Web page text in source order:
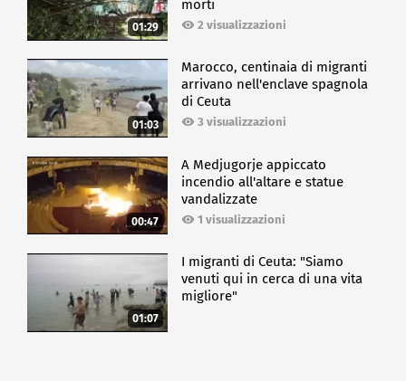
01:29
morti
2 visualizzazioni
01:03
Marocco, centinaia di migranti
arrivano nell'enclave spagnola
di Ceuta
3 visualizzazioni
00:47
A Medjugorje appiccato
incendio all'altare e statue
vandalizzate
1 visualizzazioni
01:07
I migranti di Ceuta: "Siamo
venuti qui in cerca di una vita
migliore"